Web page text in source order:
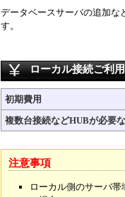
データベースサーバの追加な
す。
ローカル接続ご利
初期費用
複数台接続などHUBが必要
注意事項
ローカル側のサーバ